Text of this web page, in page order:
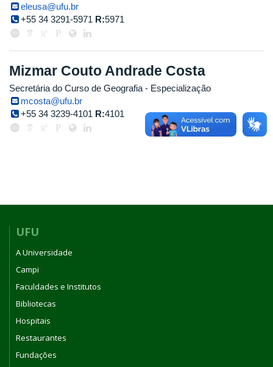
eleusa@ufu.br
+55 34 3291-5971 R:5971
Mizmar Couto Andrade Costa
Secretária do Curso de Geografia - Especialização
mcosta@ufu.br
+55 34 3239-4101 R:4101
UFU
A Universidade
Campi
Faculdades e Institutos
Bibliotecas
Hospitais
Restaurantes
Fundações